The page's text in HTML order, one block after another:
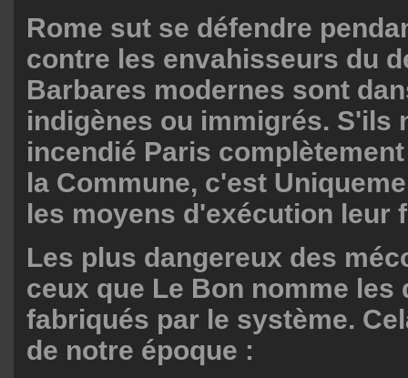
Rome sut se défendre
contre les envahisseurs du
Barbares modernes sont
indigènes ou immigrés. S'ils
incendié Paris
la Commune, c'est
les moyens d'exécution leur
Les plus dangereux des
ceux que Le Bon nomme les
fabriqués par le système.
de notre époque :